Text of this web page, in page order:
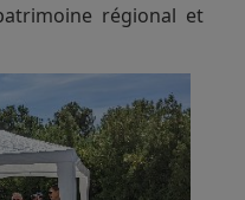
régional et